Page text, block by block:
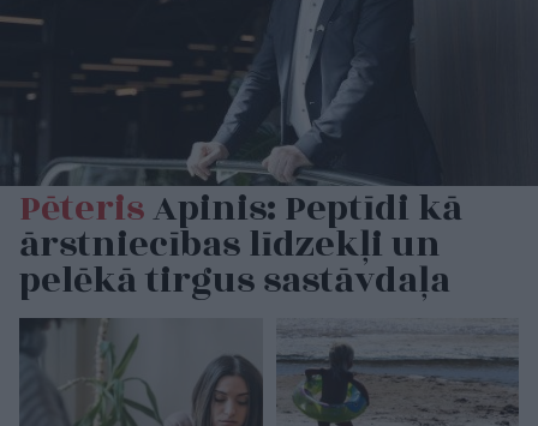
PēterisApinis: Peptīdi kā
ārstniecības līdzekļi un
pelēkā tirgus sastāvdaļa